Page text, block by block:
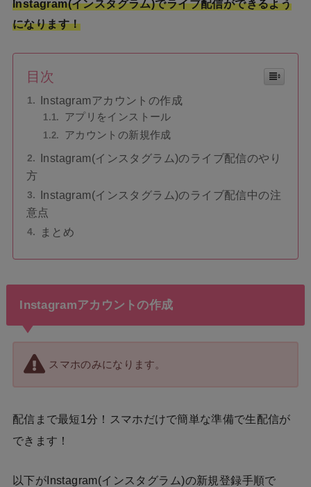
Instagram(インスタグラム)でライブ配信ができるよう
になります！
目次
Instagramアカウントの作成
アプリをインストール
アカウントの新規作成
Instagram(インスタグラム)のライブ配信のやり
方
Instagram(インスタグラム)のライブ配信中の注
意点
まとめ
Instagramアカウントの作成
スマホのみになります。
配信まで最短1分！スマホだけで簡単な準備で生配信が
できます！
以下がInstagram(インスタグラム)の新規登録手順で